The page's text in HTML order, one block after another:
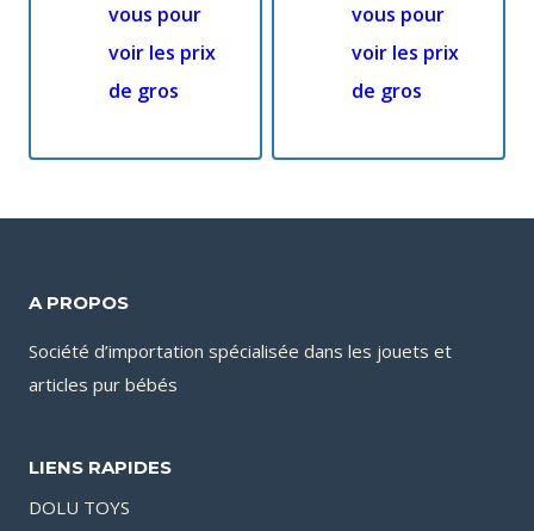
vous pour
voir les prix
de gros
vous pour
voir les prix
de gros
A PROPOS
Société d’importation spécialisée dans les jouets et
articles pur bébés
LIENS RAPIDES
DOLU TOYS